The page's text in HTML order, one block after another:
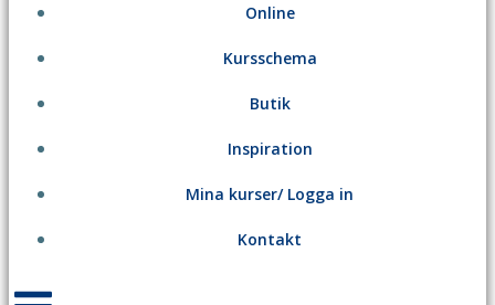
Online
Kursschema
Butik
Inspiration
Mina kurser/ Logga in
Kontakt